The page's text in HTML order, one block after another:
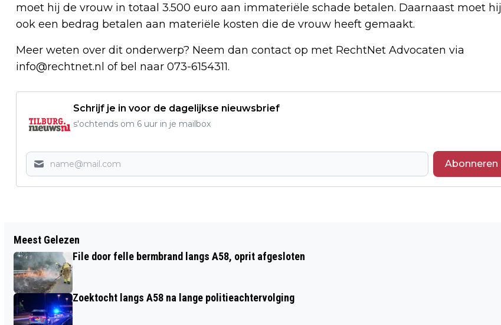
moet hij de vrouw in totaal 3.500 euro aan immateriële schade betalen. Daarnaast moet hij
ook een bedrag betalen aan materiële kosten die de vrouw heeft gemaakt.
Meer weten over dit onderwerp? Neem dan contact op met RechtNet Advocaten via
info@rechtnet.nl of bel naar 073-6154311.
Schrijf je in voor de dagelijkse nieuwsbrief
s'ochtends om 6 uur in je mailbox
Abonneren
OPSLAG IN HOEFAKKERSTRAAT VOL
LEVENSGEVAARLIJKE STOFFEN
ONTDEKT
BRANDWEER TILBURG OPGEROEPEN
Meest Gelezen
File door felle bermbrand langs A58, oprit afgesloten
Zoektocht langs A58 na lange politieachtervolging